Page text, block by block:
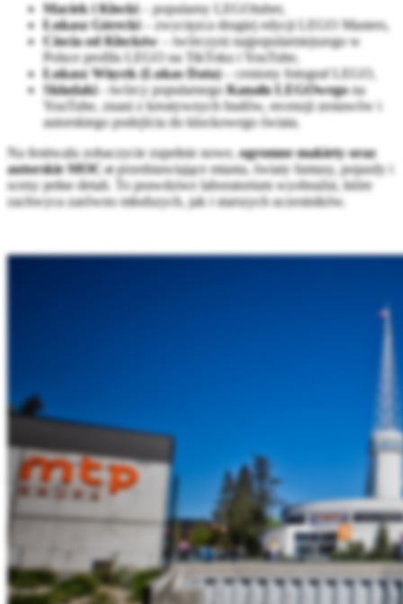
Maciek i Klocki– popularny LEGOtuber,
Łukasz Górecki– zwycięzca drugiej edycji LEGO Masters,
Ciocia od Klocków – twórczyni najpopularniejszego w
Polsce profilu LEGO na TikToku i YouTube,
Łukasz Więcek (Lukas Data)– ceniony fotograf LEGO,
Składaki- twórcy popularnegoKanału LEGOwegona
YouTube, znani z kreatywnych budów, recenzji zestawów i
autorskiego podejścia do klockowego świata.
Na festiwalu zobaczycie zupełnie nowe, ogromne makiety oraz
autorskie MOC-eprzedstawiające miasta, światy fantasy, pojazdy i
sceny pełne detali. To prawdziwe laboratorium wyobraźni, które
zachwyca zarówno młodszych, jak i starszych uczestników.